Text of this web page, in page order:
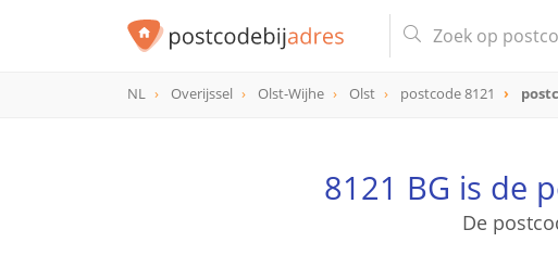
postcode 8121 BG
NL Overijssel Olst-Wijhe Olst postcode 8121
8121 BG is de
De